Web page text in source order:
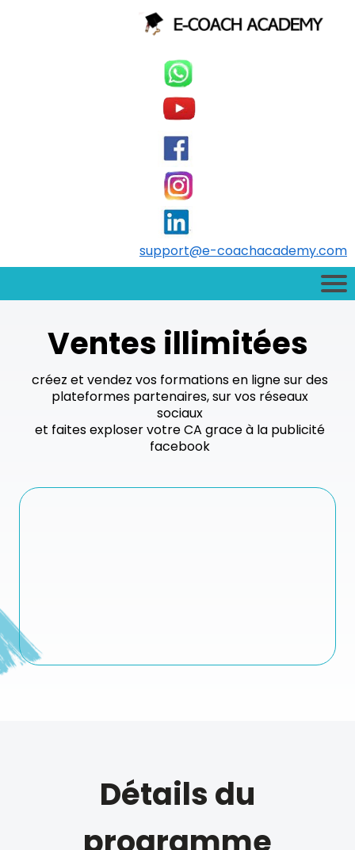
support@e-coachacademy.com
Ventes illimitées
créez et vendez vos formations en ligne sur des
plateformes partenaires, sur vos réseaux
sociaux
et faites exploser votre CA grace à la publicité
facebook
Détails du